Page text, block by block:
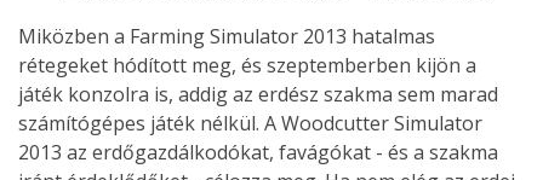
Miközben a Farming Simulator 2013 hatalmas
rétegeket hódított meg, és szeptemberben kijön a
játék konzolra is, addig az erdész szakma sem marad
számítógépes játék nélkül. A Woodcutter Simulator
2013 az erdőgazdálkodókat, favágókat - és a szakma